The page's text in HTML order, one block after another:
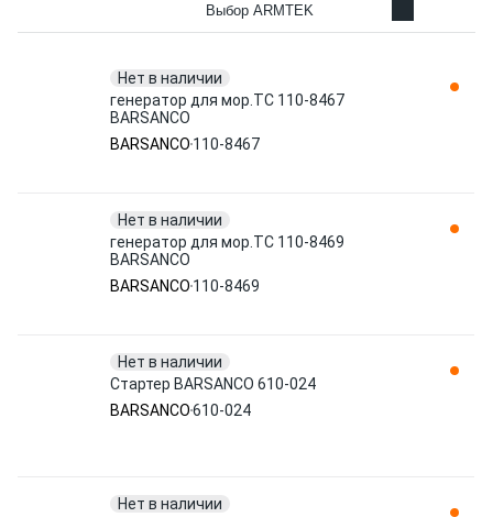
Выбор ARMTEK
Нет в наличии
генератор для мор.ТС 110-8467
BARSANCO
BARSANCO 110-8467
Нет в наличии
генератор для мор.ТС 110-8469
BARSANCO
BARSANCO 110-8469
Нет в наличии
Стартер BARSANCO 610-024
BARSANCO610-024
Нет в наличии